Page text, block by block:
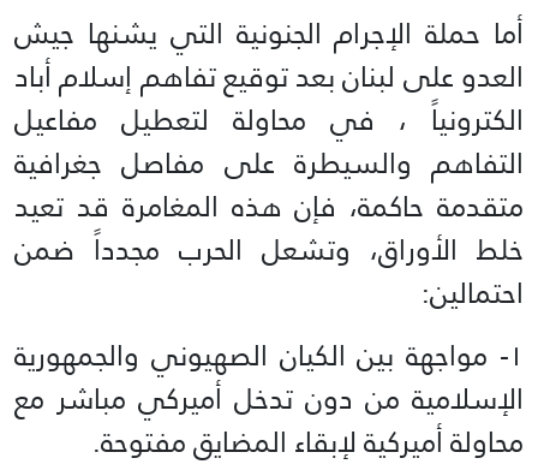
أما حملة الإجرام الجنونية التي يشنها جيش
العدو على لبنان بعد توقيع تفاهم إسلام أباد
الكترونياً ، في محاولة لتعطيل مفاعيل
التفاهم والسيطرة على مفاصل جغرافية
متقدمة حاكمة، فإن هذه المغامرة قد تعيد
خلط الأوراق، وتشعل الحرب مجدداً ضمن
احتمالين:
١- مواجهة بين الكيان الصهيوني والجمهورية
الإسلامية من دون تدخل أميركي مباشر مع
محاولة أميركية لإبقاء المضايق مفتوحة.